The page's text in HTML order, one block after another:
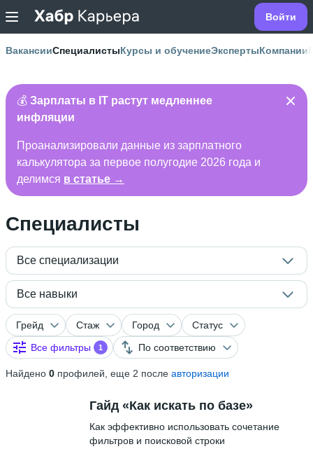
Войти
ВакансииСпециалистыКурсы и обучениеЭкспертыКомпании
💰 Зарплаты в IT растут медленнее
инфляции
Проанализировали данные из зарплатного
калькулятора за первое полугодие 2026 года и
делимся в статье →
Специалисты
Все специализации
Все навыки
Грейд Стаж Город
Статус
Все фильтры
1 По соответствию
Найдено 0 профилей, еще 2 после авторизации
Гайд «Как искать по базе»
Как эффективно использовать сочетание
фильтров и поисковой строки